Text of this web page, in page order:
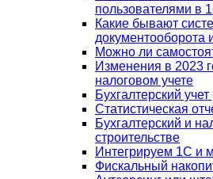
пользователями в
Какие бывают
документооборота
Можно ли
Изменения в 2023
налоговом учете
Бухгалтерский
Статистическая
Бухгалтерский и
строительстве
Интегрируем 1С и
Фискальный